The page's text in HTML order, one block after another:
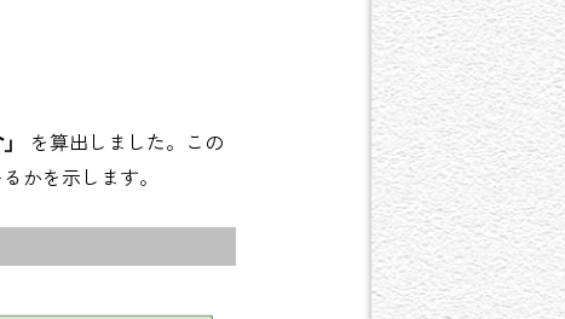
を算出しました。この
かを示します。